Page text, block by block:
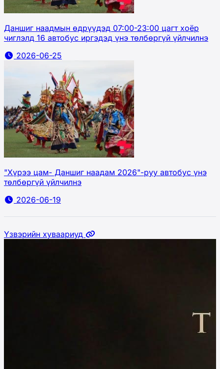
Даншиг наадмын өдрүүдэд 07:00-23:00 цагт хоёр
чиглэлд 16 автобус иргэдэд үнэ төлбөргүй үйлчилнэ
2026-06-25
"Хүрээ цам- Даншиг наадам 2026"-руу автобус үнэ
төлбөргүй үйлчилнэ
2026-06-19
Үзвэрийн хуваариуд